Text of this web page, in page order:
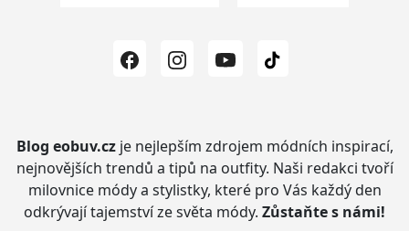
Blog eobuv.czje nejlepším zdrojem módních inspirací,
nejnovějších trendů a tipů na outfity. Naši redakci tvoří
milovnice módy a stylistky, které pro Vás každý den
odkrývají tajemství ze světa módy. Zůstaňte s námi!